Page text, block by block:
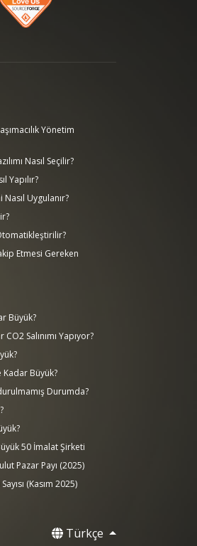
Yönetim
Nasıl Seçilir?
Yapılır?
Nasıl Uygulanır?
Etmesi Gereken
Büyük?
Salınımı Yapıyor?
Kadar Büyük?
Durumda?
50 İmalat Şirketi
Pazar Payı (2025)
(Kasım 2025)
Türkçe